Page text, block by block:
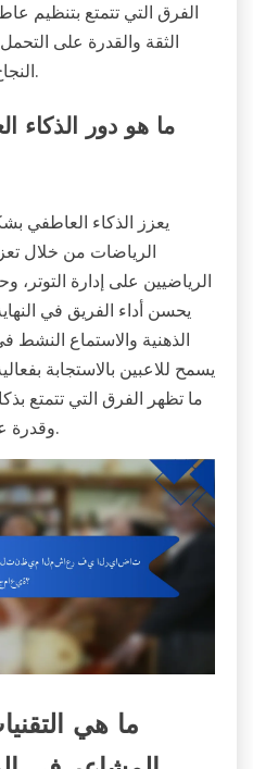
الفرق التي تتمتع بتنظيم
الثقة والقدرة على
النجاح العام في البيئات التنافسية.
ما هو دور الذكاء
يعزز الذكاء العاطفي
الرياضات من خلال
الرياضيين على إدارة التوتر،
يحسن أداء الفريق في
الذهنية والاستماع النشط
يسمح للاعبين بالاستجابة
ما تظهر الفرق التي تتمتع
وقدرة على التحمل خلال المنافسات.
ما هي